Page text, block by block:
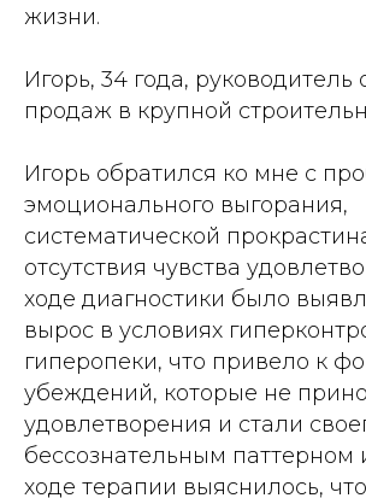
жизни.
Игорь, 34 года, руководитель
продаж в крупной
Игорь обратился ко мне с
эмоционального выгорания,
систематической
отсутствия чувства
ходе диагностики было
вырос в условиях
гиперопеки, что привело к
убеждений, которые не
удовлетворения и стали
бессознательным паттерном
ходе терапии выяснилось,